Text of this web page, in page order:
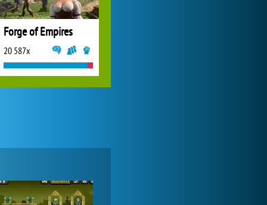
Forge of Empires
20 587x